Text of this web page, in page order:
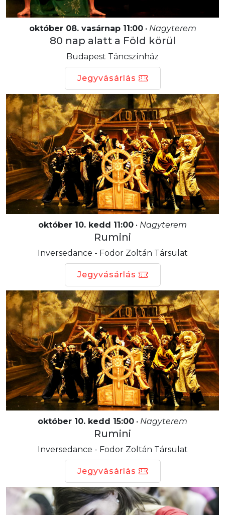
október 08. vasárnap 11:00• Nagyterem
80 nap alatt a Föld körül
Budapest Táncszínház
Jegyvásárlás
október 10. kedd 11:00 • Nagyterem
Rumini
Inversedance - Fodor Zoltán Társulat
Jegyvásárlás
október 10. kedd 15:00 • Nagyterem
Rumini
Inversedance - Fodor Zoltán Társulat
Jegyvásárlás